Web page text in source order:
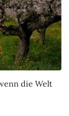
die Welt